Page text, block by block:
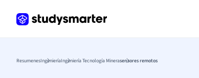
ResumenesIngenieríaIngeniería Tecnología Minerasensores remotos